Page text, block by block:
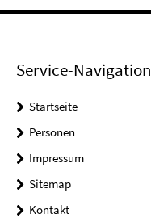
Service-Navigation
Startseite
Personen
Impressum
Sitemap
Kontakt